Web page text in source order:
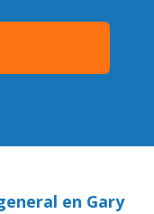
en Gary